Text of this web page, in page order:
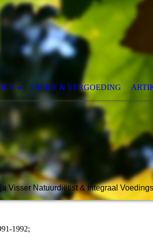
TARIEF & VERGOEDING
Visser Natuurdiëtist & Integraal
1992;